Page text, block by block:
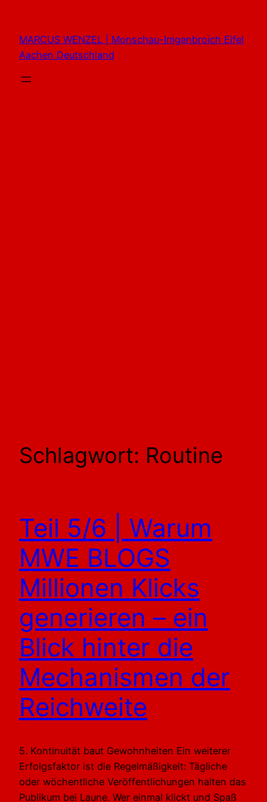
springen
MARCUS WENZEL | Monschau-Imgenbroich Eifel
Aachen Deutschland
Schlagwort: Routine
Teil 5/6 | Warum
MWE BLOGS
Millionen Klicks
generieren – ein
Blick hinter die
Mechanismen der
Reichweite
5. Kontinuität baut Gewohnheiten Ein weiterer
Erfolgsfaktor ist die Regelmäßigkeit: Tägliche
oder wöchentliche Veröffentlichungen halten das
Publikum bei Laune. Wer einmal klickt und Spaß